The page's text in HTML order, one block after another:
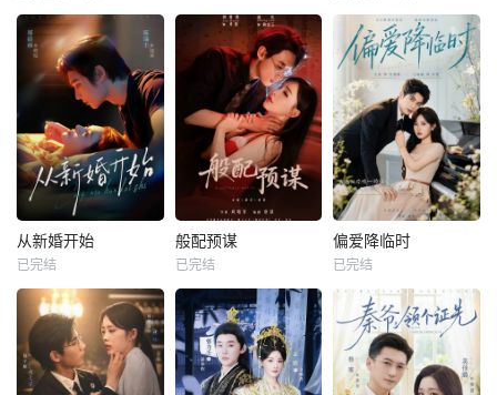
从新婚开始
已完结
般配预谋
已完结
偏爱降临时
已完结